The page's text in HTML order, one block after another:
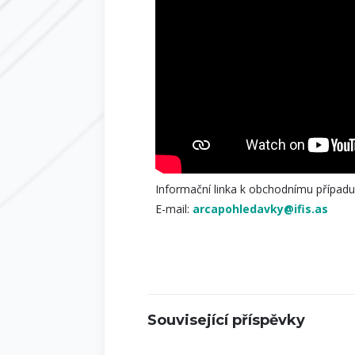
Informační linka k obchodnímu
E-mail: arcapohledavky@ifis.as
Související příspěvky